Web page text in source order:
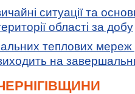
ситуації та
області за добу
теплових мереж
на